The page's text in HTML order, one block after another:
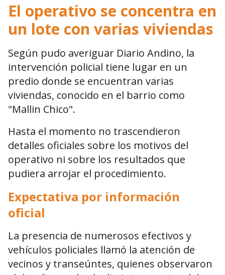
El operativo se concentra en
un lote con varias viviendas
Según pudo averiguar Diario Andino, la
intervención policial tiene lugar en un
predio donde se encuentran varias
viviendas, conocido en el barrio como
"Mallin Chico".
Hasta el momento no trascendieron
detalles oficiales sobre los motivos del
operativo ni sobre los resultados que
pudiera arrojar el procedimiento.
Expectativa por información
oficial
La presencia de numerosos efectivos y
vehículos policiales llamó la atención de
vecinos y transeúntes, quienes observaron